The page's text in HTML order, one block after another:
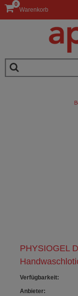
Warenkorb
0
PHYSIOGEL
Verfügbarkeit:
Anbieter: